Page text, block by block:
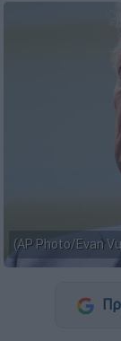
(AP Photo/Evan